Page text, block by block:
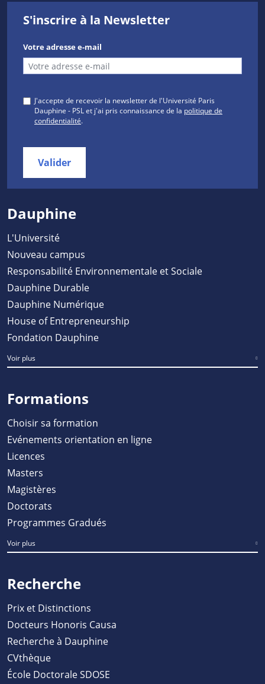
S'inscrire à la Newsletter
Votre adresse e-mail
J'accepte de recevoir la newsletter de l'Université Paris
Dauphine - PSL et j'ai pris connaissance de la politique de
confidentialité.
Valider
Dauphine
L'Université
Nouveau campus
Responsabilité Environnementale et Sociale
Dauphine Durable
Dauphine Numérique
House of Entrepreneurship
Fondation Dauphine
Voir plus
Formations
Choisir sa formation
Evénements orientation en ligne
Licences
Masters
Magistères
Doctorats
Programmes Gradués
Voir plus
Recherche
Prix et Distinctions
Docteurs Honoris Causa
Recherche à Dauphine
CVthèque
École Doctorale SDOSE